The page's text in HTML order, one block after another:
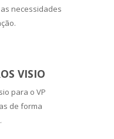
necessidades
VISIO
para o VP
de forma